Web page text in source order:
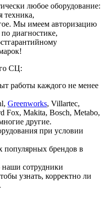
любое оборудование:
техника,
Мы имеем авторизацию
диагностике,
СЦ:
работы каждого не менее
Greenworks, Villartec,
Fox, Makita, Bosch, Metabo,
другие.
при условии
популярных брендов в
сотрудники
узнать, корректно ли